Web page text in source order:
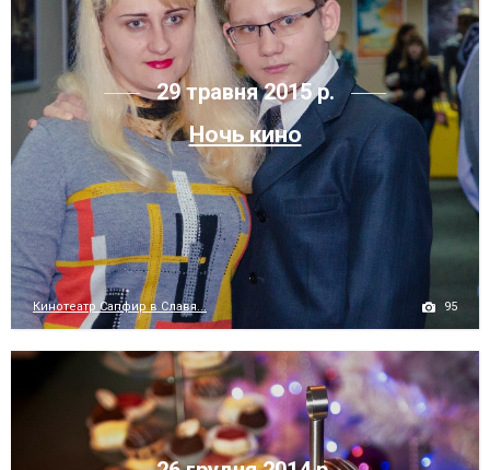
29 травня 2015 р.
Ночь кино
Кинотеатр Сапфир в Славя... 95